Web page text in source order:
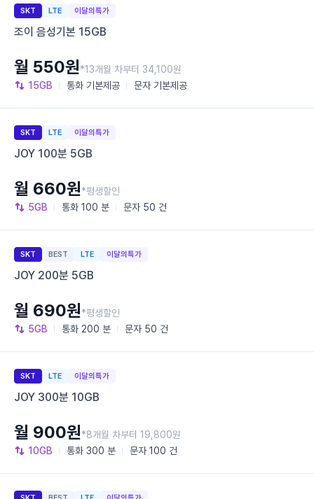
SKT LTE 이달의특가
조이 음성기본 15GB
15GB 통화 기본제공 문자 기본제공
월 550원*13개월 차부터 34,100원
SKT LTE 이달의특가
JOY 100분 5GB
5GB 통화 100 분 문자 50 건
월 660원*평생할인
SKT BEST LTE 이달의특가
JOY 200분 5GB
5GB 통화 200 분 문자 50 건
월 690원*평생할인
SKT LTE 이달의특가
JOY 300분 10GB
10GB 통화 300 분 문자 100 건
월 900원*8개월 차부터 19,800원